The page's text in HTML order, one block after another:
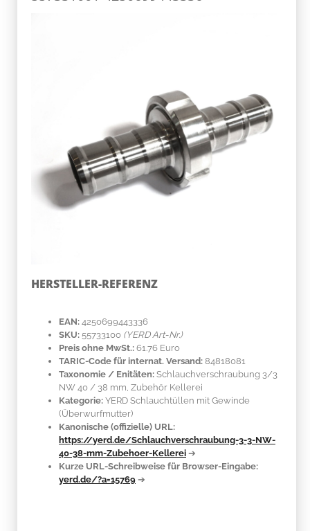
HERSTELLER-REFERENZ
EAN: 4250699443336
SKU: 55733100 (YERD Art-Nr.)
Preis ohne MwSt.: 61.76 Euro
TARIC-Code für internat. Versand: 84818081
Taxonomie / Enitäten: Schlauchverschraubung 3/3
NW 40 / 38 mm, Zubehör Kellerei
Kategorie: YERD Schlauchtüllen mit Gewinde
(Überwurfmutter)
Kanonische (offizielle) URL:
https://yerd.de/Schlauchverschraubung-3-3-NW-
40-38-mm-Zubehoer-Kellerei ➔
Kurze URL-Schreibweise für Browser-Eingabe:
yerd.de/?a=15769 ➔